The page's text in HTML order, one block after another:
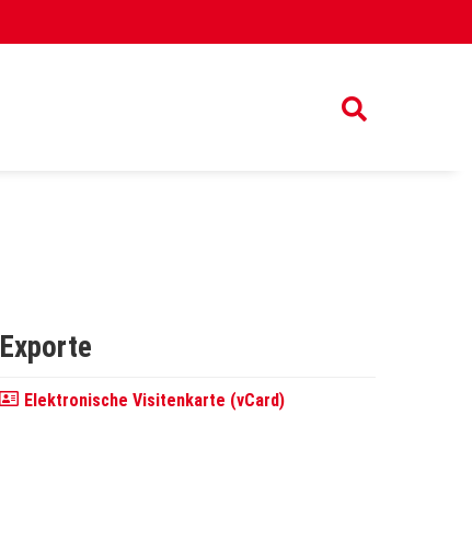
Exporte
Elektronische Visitenkarte (vCard)